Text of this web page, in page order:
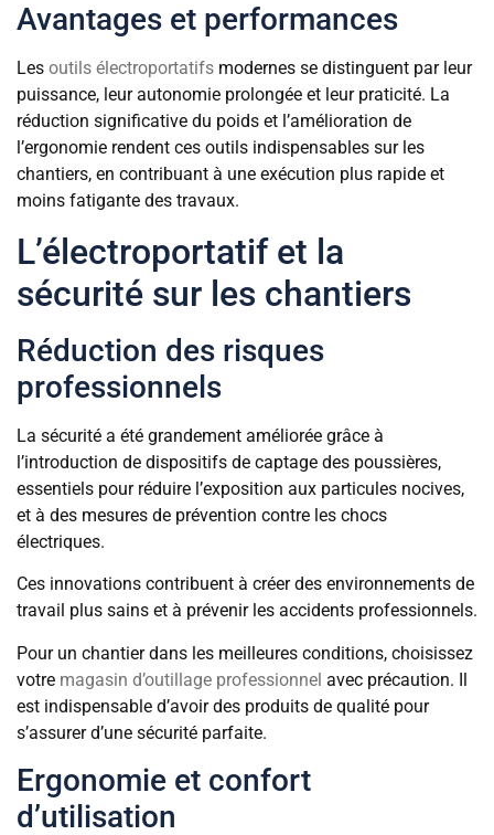
Avantages et performances
Les outils électroportatifs modernes se distinguent par leur
puissance, leur autonomie prolongée et leur praticité. La
réduction significative du poids et l’amélioration de
l’ergonomie rendent ces outils indispensables sur les
chantiers, en contribuant à une exécution plus rapide et
moins fatigante des travaux.
L’électroportatif et la
sécurité sur les chantiers
Réduction des risques
professionnels
La sécurité a été grandement améliorée grâce à
l’introduction de dispositifs de captage des poussières,
essentiels pour réduire l’exposition aux particules nocives,
et à des mesures de prévention contre les chocs
électriques.
Ces innovations contribuent à créer des environnements de
travail plus sains et à prévenir les accidents professionnels.
Pour un chantier dans les meilleures conditions, choisissez
votre magasin d’outillage professionnel avec précaution. Il
est indispensable d’avoir des produits de qualité pour
s’assurer d’une sécurité parfaite.
Ergonomie et confort
d’utilisation